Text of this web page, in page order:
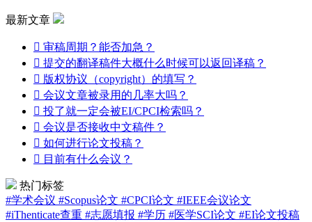
最新文章
 审稿周期？能否加急？
 提交的翻译稿件大概什么时候可以返回译稿？
 版权协议（copyright）的填写？
 会议文章被录用的几率大吗？
 投了就一定会被EI/CPCI检索吗？
 会议是否接收中文稿件？
 如何进行论文投稿？
 目前有什么会议？
热门标签
#学术会议 #Scopus论文 #CPCI论文 #IEEE会议论文
#iThenticate查重 #志愿填报 #学历 #医学SCI论文 #EI论文投稿